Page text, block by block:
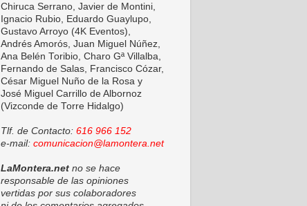
Chiruca Serrano, Javier de Montini,
Ignacio Rubio, Eduardo Guaylupo,
Gustavo Arroyo (4K Eventos),
Andrés Amorós, Juan Miguel Núñez,
Ana Belén Toribio, Charo Gª Villalba,
Fernando de Salas, Francisco Cózar,
César Miguel Nuño de la Rosa y
José Miguel Carrillo de Albornoz
(Vizconde de Torre Hidalgo)
Tlf. de Contacto: 616 966 152
e-mail: comunicacion@lamontera.net
LaMontera.net no se hace
responsable de las opiniones
vertidas por sus colaboradores